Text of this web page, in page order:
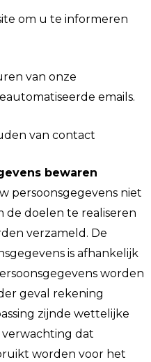
om u te informeren
van onze
emails.
van contact
bewaren
persoonsgegevens niet
de doelen te realiseren
verzameld. De
is afhankelijk
worden
geval rekening
zijnde wettelijke
dat
worden voor het